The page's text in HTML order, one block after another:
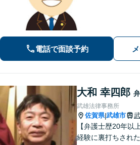
電話で面談予約
大和 幸四郎
武雄法律事務所
佐賀県|武雄市
【弁護士歴20年以
経験に裏打ちされ